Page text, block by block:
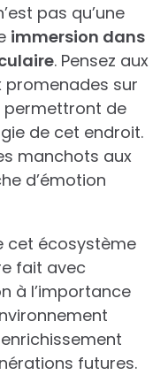
pas qu’une
immersion dans
. Pensez aux
promenades sur
permettront de
de cet endroit.
manchots aux
d’émotion
cet écosystème
fait avec
à l’importance
futures.